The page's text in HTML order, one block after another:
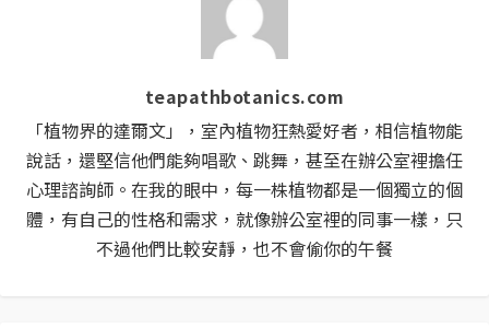
teapathbotanics.com
「植物界的達爾文」，室內植物狂熱愛好者，相信植物能
說話，還堅信他們能夠唱歌、跳舞，甚至在辦公室裡擔任
心理諮詢師。在我的眼中，每一株植物都是一個獨立的個
體，有自己的性格和需求，就像辦公室裡的同事一樣，只
不過他們比較安靜，也不會偷你的午餐